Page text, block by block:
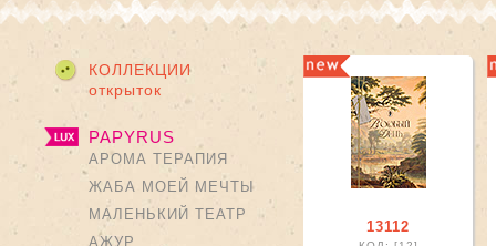
КОЛЛЕКЦИИ
открыток
PAPYRUS
АРОМА ТЕРАПИЯ
ЖАБА МОЕЙ МЕЧТЫ
МАЛЕНЬКИЙ ТЕАТР
АЖУР
13112